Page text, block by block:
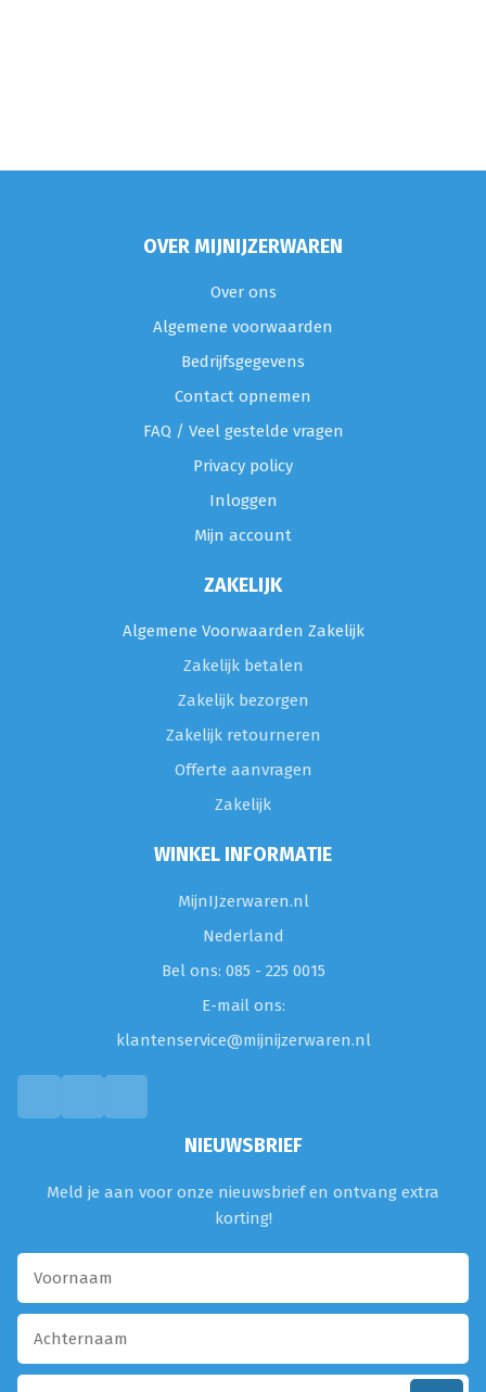
OVER MIJNIJZERWAREN
Over ons
Algemene voorwaarden
Bedrijfsgegevens
Contact opnemen
FAQ / Veel gestelde vragen
Privacy policy
Inloggen
Mijn account
ZAKELIJK
Algemene Voorwaarden Zakelijk
Zakelijk betalen
Zakelijk bezorgen
Zakelijk retourneren
Offerte aanvragen
Zakelijk
WINKEL INFORMATIE
MijnIJzerwaren.nl
Nederland
Bel ons: 085 - 225 0015
E-mail ons:
klantenservice@mijnijzerwaren.nl
NIEUWSBRIEF
Meld je aan voor onze nieuwsbrief en ontvang extra
korting!